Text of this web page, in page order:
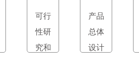
可行
性研
究和
产品
总体
设计